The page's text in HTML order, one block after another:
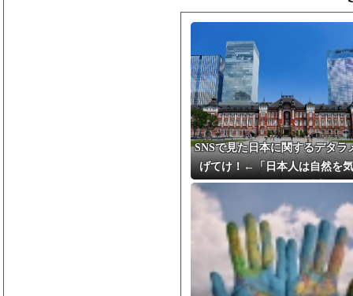
SNSで見た日本に関するデタラ
げてけ！←「日本人は自然を
る」（海外の反応）